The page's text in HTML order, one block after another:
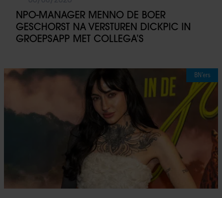
NPO-MANAGER MENNO DE BOER
GESCHORST NA VERSTUREN DICKPIC IN
GROEPSAPP MET COLLEGA’S
BN’ers